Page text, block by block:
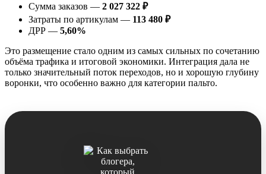
Сумма заказов — 2 027 322 ₽
Затраты по артикулам — 113 480 ₽
ДРР — 5,60%
Это размещение стало одним из самых сильных по сочетанию
объёма трафика и итоговой экономики. Интеграция дала не
только значительный поток переходов, но и хорошую глубину
воронки, что особенно важно для категории пальто.